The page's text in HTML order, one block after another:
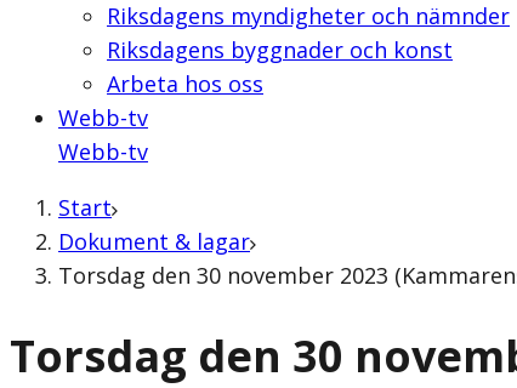
Riksdagens myndigheter och nämnder
Riksdagens byggnader och konst
Arbeta hos oss
Webb-tv
Webb-tv
Start
Dokument & lagar
Torsdag den 30 november 2023
Torsdag den 30